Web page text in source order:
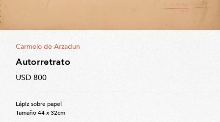
Carmelo de Arzadun
Autorretrato
USD 800
Lápiz sobre papel
Tamaño 44 x 32cm